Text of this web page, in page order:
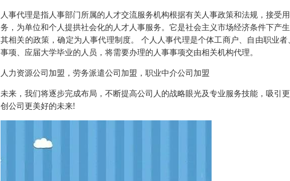
人事代理是指人事部门所属的人才交流服务机构根据有关人事政策和法规，接受
务，为单位和个人提拱社会化的人才人事服务。它是社会主义市场经济条件下产
其相关的政策，确定为人事代理制度。 个人人事代理是个体工商户、自由职业
事项、应届大学毕业的人员，将需要办理的人事事项交由相关机构代理。
人力资源公司加盟，劳务派遣公司加盟，职业中介公司加盟
未来，我们将逐步完成布局，不断提高公司人的战略眼光及专业服务技能，吸引
创公司更美好的未来!